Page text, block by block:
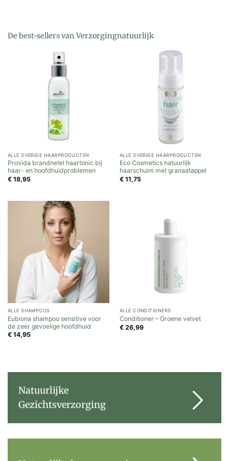
De best-sellers van Verzorgingnatuurlijk
ALLE OVERIGE HAARPRODUCTEN
Provida brandnetel haartonic bij
haar- en hoofdhuidproblemen
€18,95
ALLE OVERIGE HAARPRODUCTEN
Eco Cosmetics natuurlijk
haarschuim met granaatappel
€11,75
ALLE SHAMPOOS
Eubiona shampoo sensitive voor
de zeer gevoelige hoofdhuid
€14,95
ALLE CONDITIONERS
Conditioner – Groene velvet
€26,99
Natuurlijke
Gezichtsverzorging